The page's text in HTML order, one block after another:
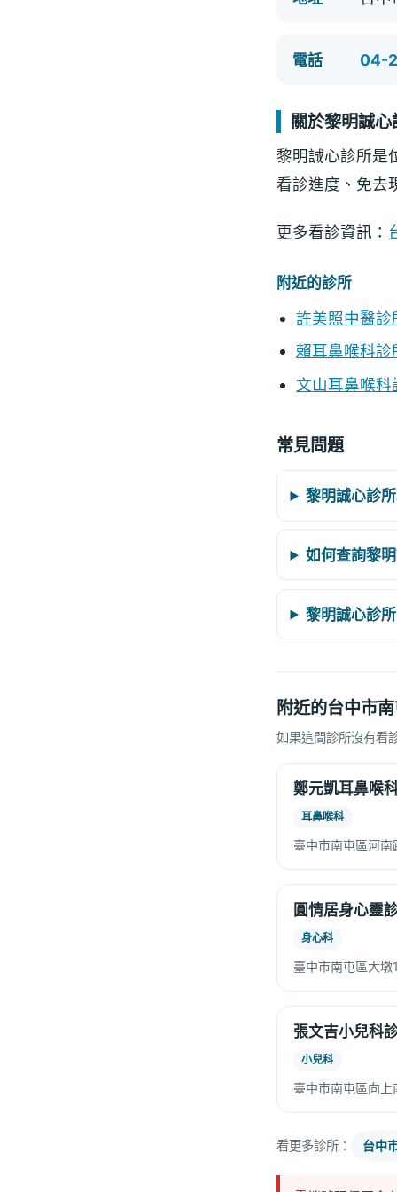
電話 04-
關於黎明誠心
黎明誠心診所是
看診進度、免去
更多看診資訊：
附近的診所
許美照中醫診
賴耳鼻喉科診
文山耳鼻喉科
常見問題
黎明誠心診
如何查詢黎
黎明誠心診
附近的台中市
如果這間診所沒有看
鄭元凱耳鼻喉
耳鼻喉科
臺中市南屯區河
圓情居身心靈
身心科
臺中市南屯區大
張文吉小兒科
小兒科
臺中市南屯區向
看更多診所： 台中